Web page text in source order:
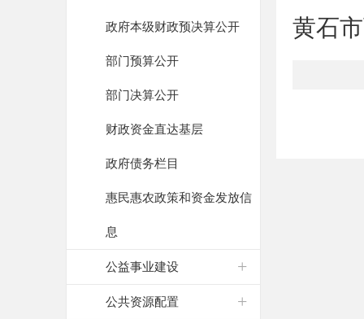
政府本级财政预决算公开
部门预算公开
部门决算公开
财政资金直达基层
政府债务栏目
惠民惠农政策和资金发放信
息
公益事业建设
公共资源配置
黄石